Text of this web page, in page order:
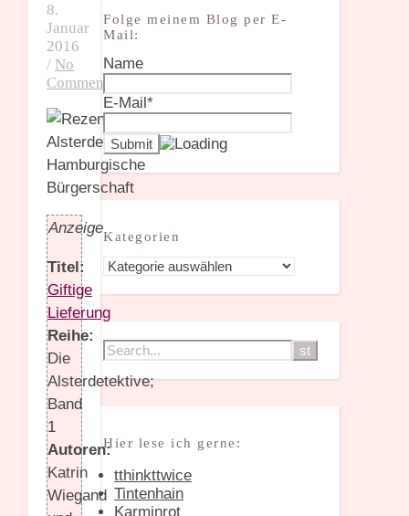
8.
Januar
2016
/ No
Comments
Anzeige
Titel:
Giftige
Lieferung
Reihe:
Die
Alsterdetektive;
Band
1
Autoren:
Katrin
Wiegand
Folge meinem Blog per E-
Mail:
Name
E-Mail*
Kategorien
Kategorien
Hier lese ich gerne:
tthinkttwice
Tintenhain
Karminrot